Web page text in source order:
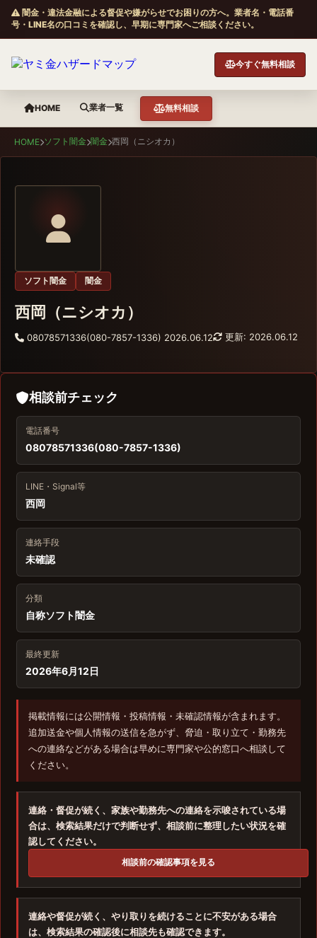
闇金・違法金融による督促や嫌がらせでお困りの方へ。業者名・電話番
号・LINE名の口コミを確認し、早期に専門家へご相談ください。
今すぐ無料相談
HOME 業者一覧 無料相談
HOME ソフト闇金 闇金 西岡（ニシオカ）
ソフト闇金 闇金
西岡（ニシオカ）
08078571336(080-7857-1336) 2026.06.12 更新: 2026.06.12
相談前チェック
電話番号
08078571336(080-7857-1336)
LINE・Signal等
西岡
連絡手段
未確認
分類
自称ソフト闇金
最終更新
2026年6月12日
掲載情報には公開情報・投稿情報・未確認情報が含まれます。
追加送金や個人情報の送信を急がず、脅迫・取り立て・勤務先
への連絡などがある場合は早めに専門家や公的窓口へ相談して
ください。
連絡・督促が続く、家族や勤務先への連絡を示唆されている場
合は、検索結果だけで判断せず、相談前に整理したい状況を確
認してください。
相談前の確認事項を見る
連絡や督促が続く、やり取りを続けることに不安がある場合
は、検索結果の確認後に相談先も確認できます。